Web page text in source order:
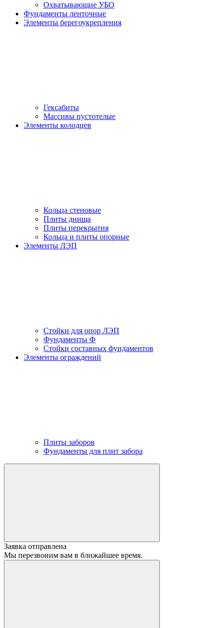
Охватывающие УБО
Фундаменты ленточные
Элементы берегоукрепления
Гексабиты
Массивы пустотелые
Элементы колодцев
Кольца стеновые
Плиты днища
Плиты перекрытия
Кольца и плиты опорные
Элементы ЛЭП
Стойки для опор ЛЭП
Фундаменты Ф
Стойки составных фундаментов
Элементы ограждений
Плиты заборов
Фундаменты для плит забора
Заявка отправлена
Мы перезвоним вам в ближайшее время.